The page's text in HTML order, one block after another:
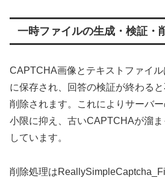
一時ファイルの生成・検証・
CAPTCHA画像とテキストファイ
に保存され、回答の検証が終わる
削除されます。これによりサーバ
小限に抑え、古いCAPTCHAが溜
しています。
削除処理は